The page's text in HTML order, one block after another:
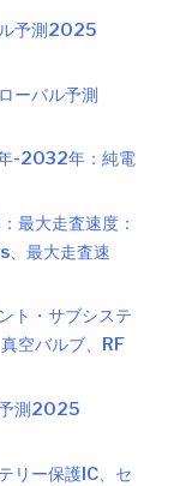
ル予測2025
ーバル予測
-2032年：純電
大走査速度：
最大走査速
ト・サブシステ
空バルブ、RF
予測2025
リー保護IC、セ